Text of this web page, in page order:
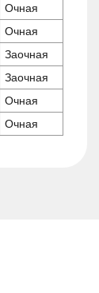
Очная
Очная
Заочная
Заочная
Очная
Очная